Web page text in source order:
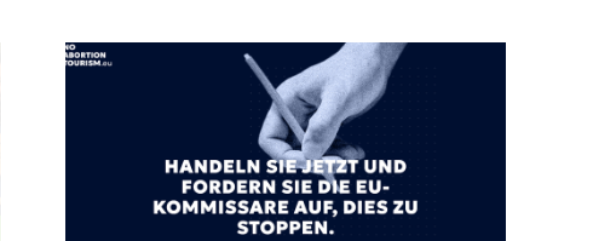
wird als normaler Gesundheitsdienst dargestellt.
Ein gutes Beispiel dafür, wie konsequent die